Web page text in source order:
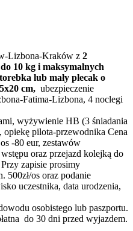
Lizbona-Kraków z 2
10 kg i maksymalnych
lub mały plecak o
cm, ubezpieczenie
Fatima-Lizbona, 4 noclegi
wyżywienie HB (3 śniadania
pilota-przewodnika Cena
-80 eur, zestawów
oraz przejazd kolejką do
zapisie prosimy
500zł/os oraz podanie
uczestnika, data urodzenia,
osobistego lub paszportu.
do 30 dni przed wyjazdem.